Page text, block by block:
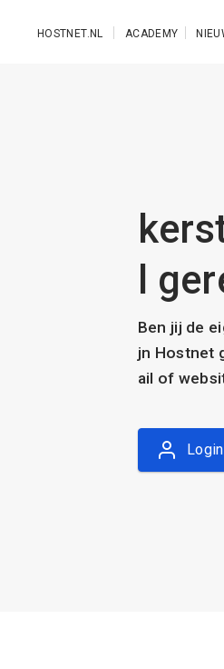
HOSTNET.NL ACADEMY
l
Ben jij de
jn Hostnet
ail of